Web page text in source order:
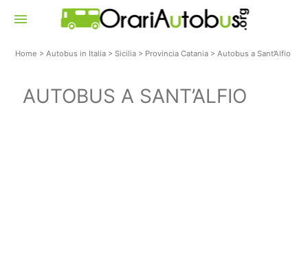
menu
Home >Autobus in Italia >Sicilia > Provincia Catania >Autobus a Sant’Alfio
AUTOBUS A SANT’ALFIO